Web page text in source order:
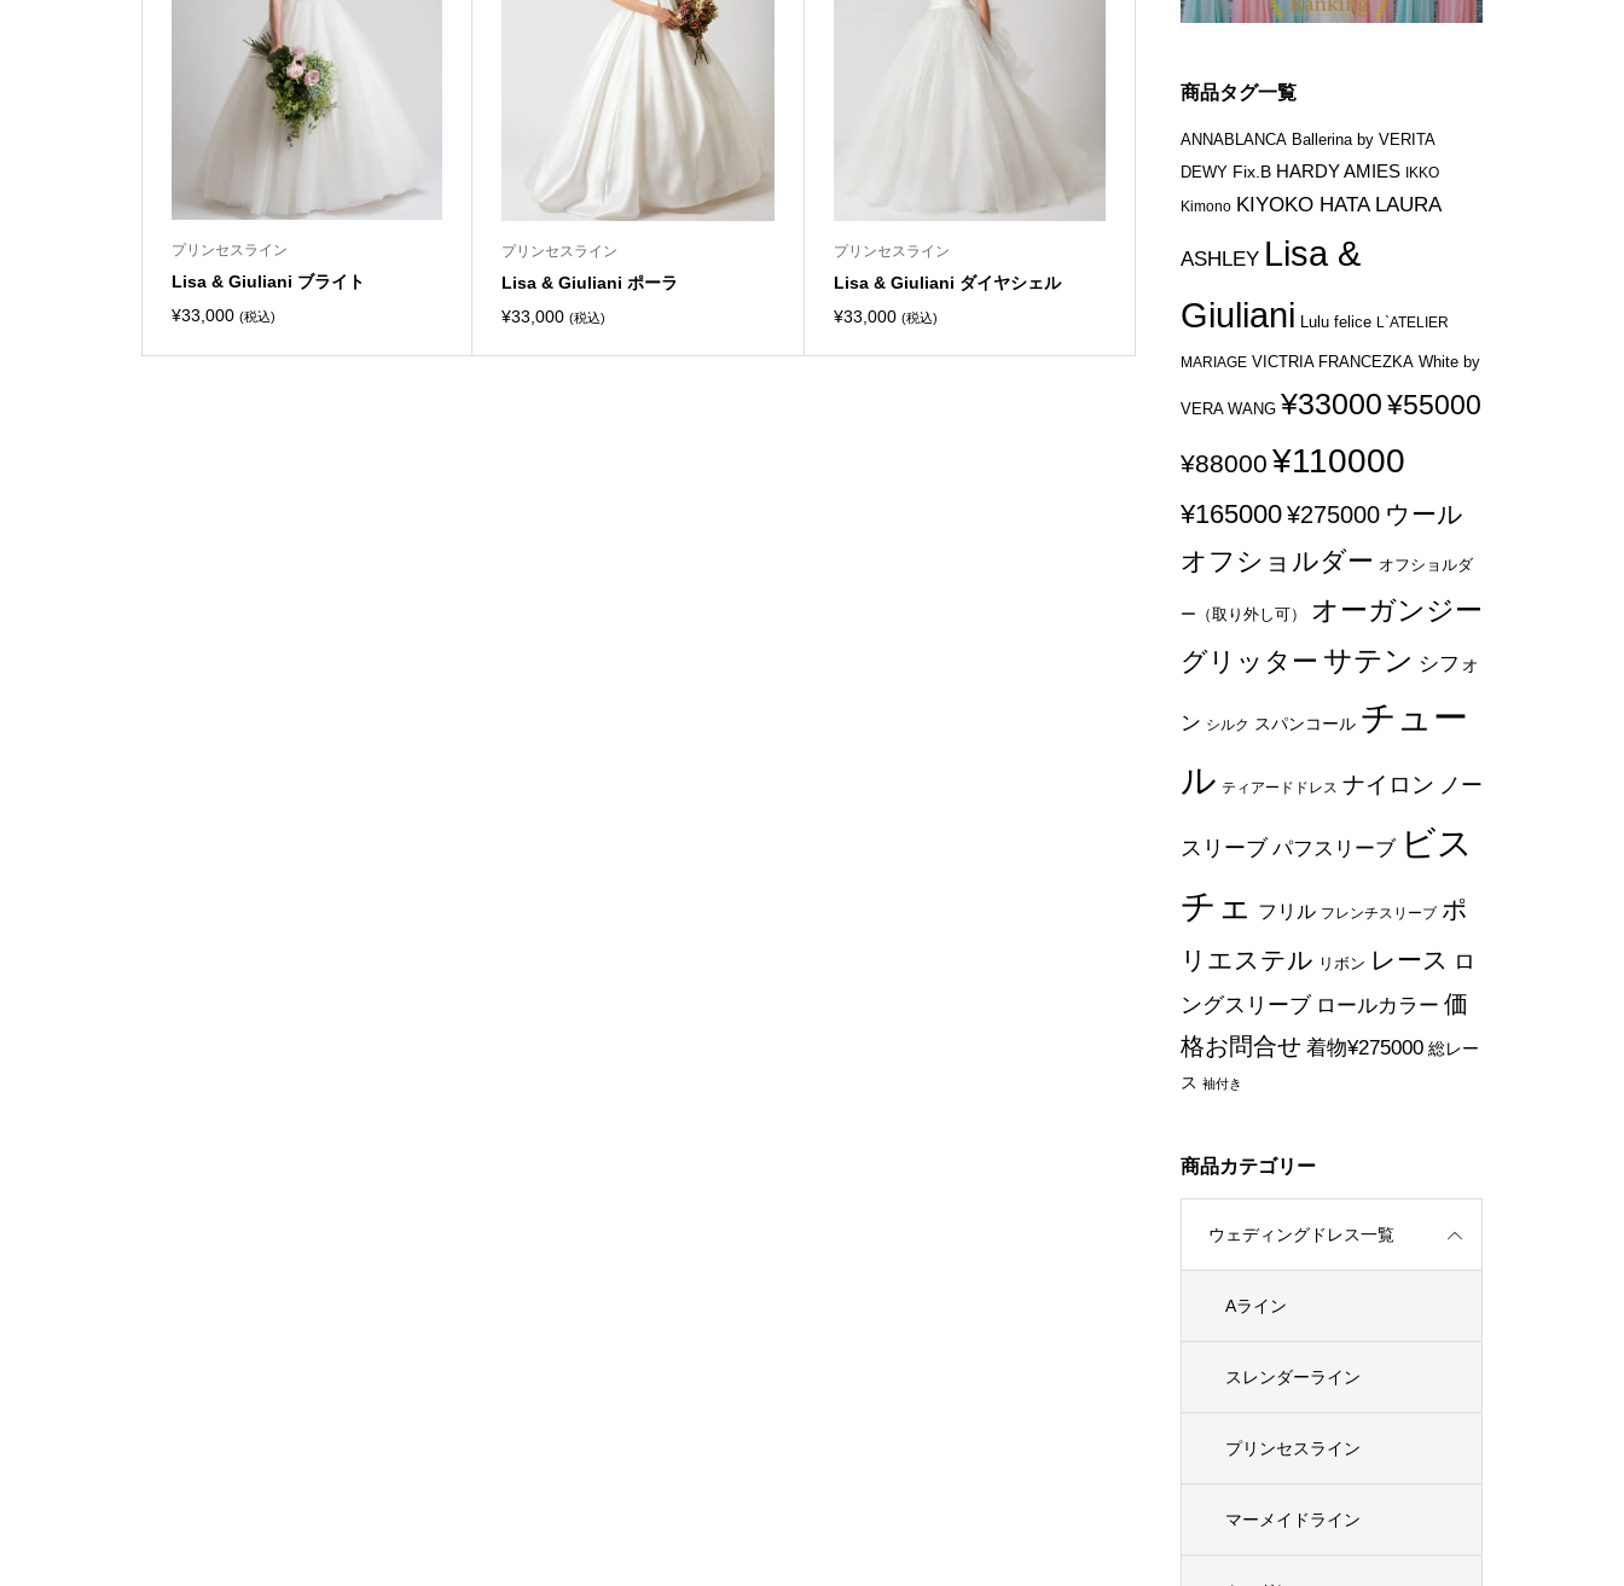
プリンセスライン
Lisa & Giuliani ブライト
¥33,000 (税込)
プリンセスライン
Lisa & Giuliani ポーラ
¥33,000 (税込)
プリンセスライン
Lisa & Giuliani ダイヤシェル
¥33,000 (税込)
商品タグ一覧
ANNABLANCA Ballerina by VERITA
DEWY Fix.B HARDY AMIES IKKO
Kimono KIYOKO HATA LAURA
ASHLEY Lisa &
Giuliani
Lulu felice L`ATELIER
MARIAGE VICTRIA FRANCEZKA White by
VERA WANG ¥33000¥55000
¥88000 ¥110000
¥165000¥275000 ウール
オフショルダー オフショルダ
ー（取り外し可） オーガンジー
グリッター サテン シフォ
ン シルク スパンコール チュー
ル ティアードドレス ナイロン ノー
スリーブ パフスリーブ ビス
チェ フリル フレンチスリーブ ポ
リエステル リボン レース ロ
ングスリーブ ロールカラー 価
格お問合せ 着物¥275000 総レー
ス 袖付き
商品カテゴリー
ウェディングドレス一覧
Aライン
スレンダーライン
プリンセスライン
マーメイドライン